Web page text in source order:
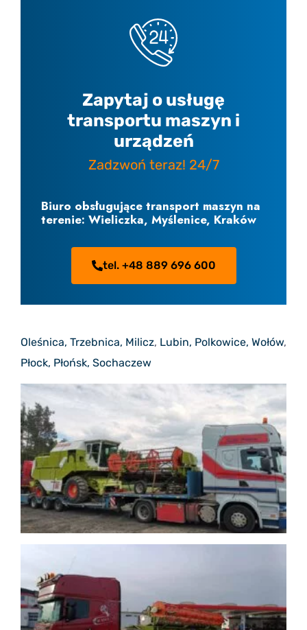
Zapytaj o usługę
transportu maszyn i
urządzeń
Zadzwoń teraz! 24/7
Biuro obsługujące transport maszyn na
terenie: Wieliczka, Myślenice, Kraków
tel. +48 889 696 600
Oleśnica, Trzebnica, Milicz, Lubin, Polkowice, Wołów,
Płock, Płońsk, Sochaczew